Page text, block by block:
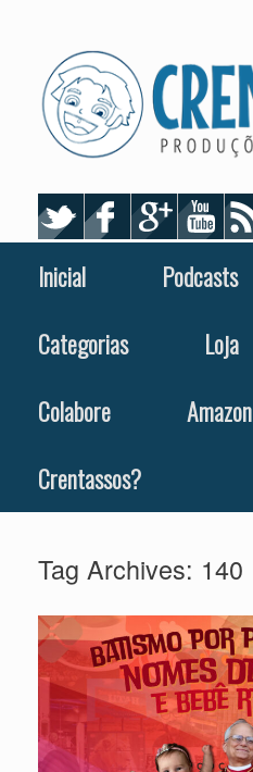
Inicial
Podcasts
Categorias
Loja
Colabore
Amazon
Crentassos?
Tag Archives: 140